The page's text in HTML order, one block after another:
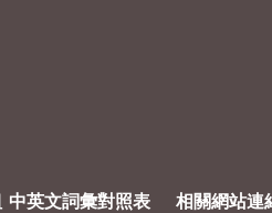
中英文詞彙對照表 相關網站連